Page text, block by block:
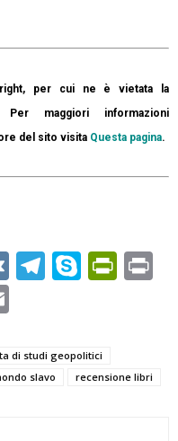
per cui ne è vietata la
maggiori informazioni
del sito visita Questa pagina.
VK Telegram
Skype
di studi geopolitici
slavo recensione libri